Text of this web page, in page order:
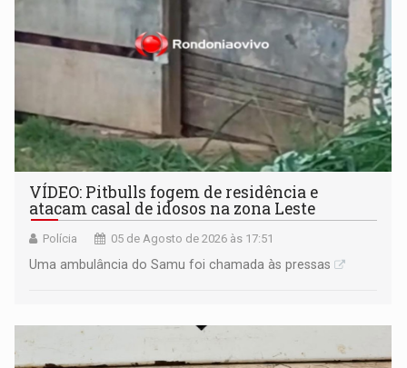
VÍDEO: Pitbulls fogem de residência e
atacam casal de idosos na zona Leste
Polícia 05 de Agosto de 2026 às 17:51
Uma ambulância do Samu foi chamada às pressas